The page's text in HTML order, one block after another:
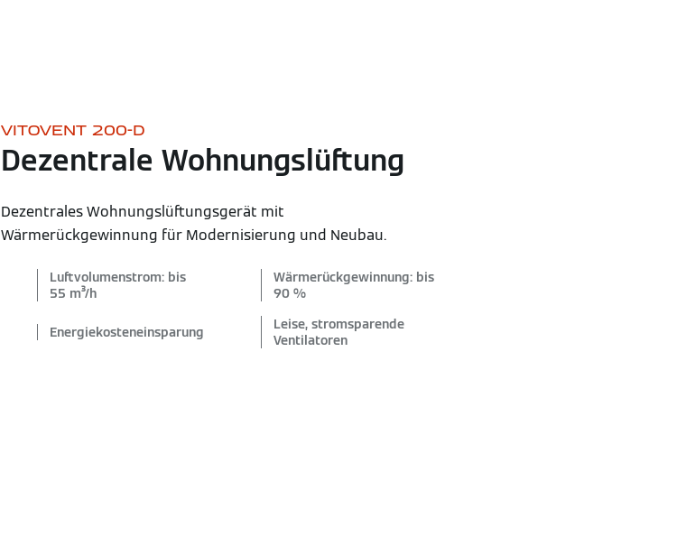
VITOVENT 200-D
Dezentrale Wohnungslüftung
Dezentrales Wohnungslüftungsgerät mit
Wärmerückgewinnung für Modernisierung und Neubau.
Luftvolumenstrom: bis
55 m³/h
Wärmerückgewinnung: bis
90 %
Energiekosteneinsparung
Leise, stromsparende
Ventilatoren